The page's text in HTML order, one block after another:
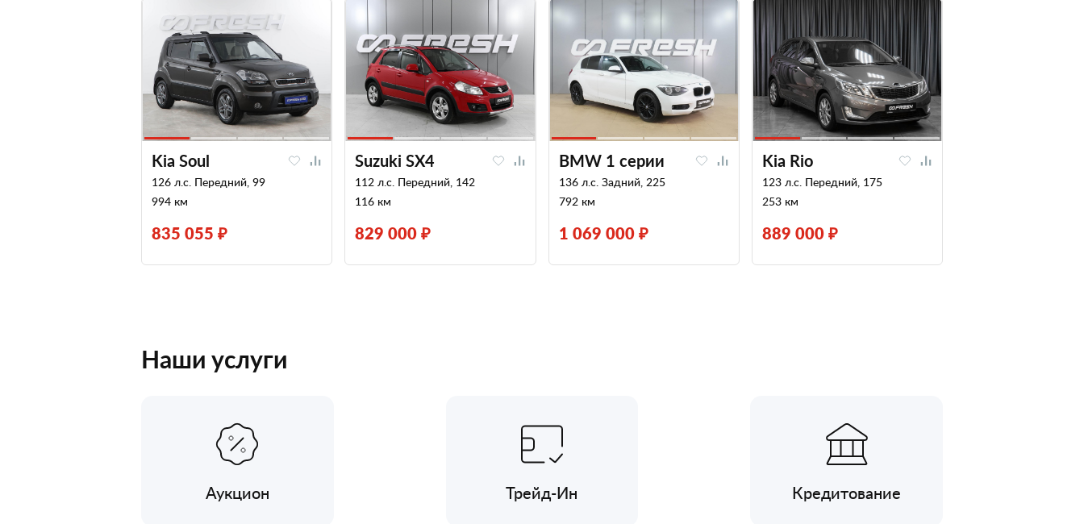
Kia Soul
126 л.с. Передний, 99
994 км
835 055 ₽
Suzuki SX4
112 л.с. Передний, 142
116 км
829 000 ₽
BMW 1 серии
136 л.с. Задний, 225
792 км
1 069 000 ₽
Kia Rio
123 л.с. Передний, 175
253 км
889 000 ₽
Наши услуги
Аукцион Трейд-Ин Кредитование